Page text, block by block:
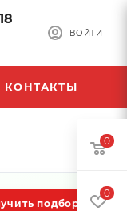
ВОЙТИ
КОНТАКТЫ
подбор
0
0